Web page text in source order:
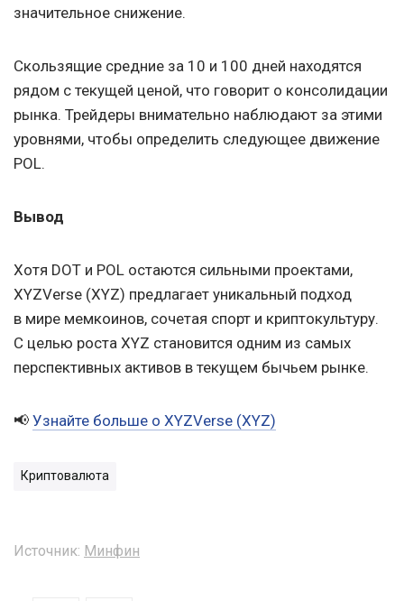
значительное снижение.
Скользящие средние за 10 и 100 дней находятся
рядом с текущей ценой, что говорит о консолидации
рынка. Трейдеры внимательно наблюдают за этими
уровнями, чтобы определить следующее движение
POL.
Вывод
Хотя DOT и POL остаются сильными проектами,
XYZVerse (XYZ) предлагает уникальный подход
в мире мемкоинов, сочетая спорт и криптокультуру.
С целью роста XYZ становится одним из самых
перспективных активов в текущем бычьем рынке.
📢 Узнайте больше о XYZVerse (XYZ)
Криптовалюта
Источник: Минфин